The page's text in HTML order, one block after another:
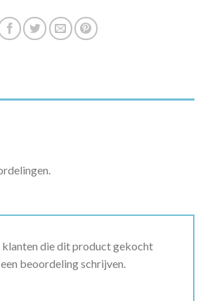
klanten die dit product gekocht
beoordeling schrijven.